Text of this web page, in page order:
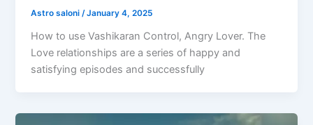
Astro saloni /January 4, 2025
How to use Vashikaran Control, Angry Lover. The
Love relationships are a series of happy and
satisfying episodes and successfully